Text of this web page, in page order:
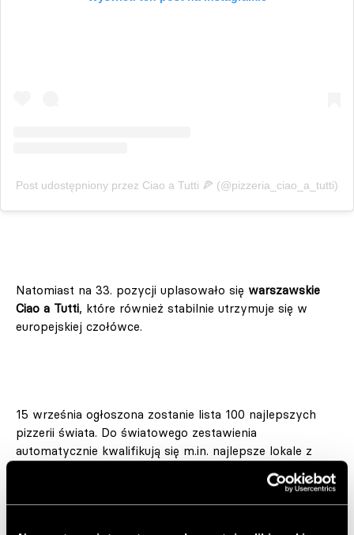
Post udostępniony przez Ciao a Tutti 🍕 (@pizzeria_ciao_a_tutti)
Natomiast na 33. pozycji uplasowało się warszawskie
Ciao a Tutti, które również stabilnie utrzymuje się w
europejskiej czołówce.
15 września ogłoszona zostanie lista 100 najlepszych
pizzerii świata. Do światowego zestawienia
automatycznie kwalifikują się m.in. najlepsze lokale z
otrzymało 20 najwyżej sklasyfikowanych pizzerii, w tym
polska Zielona Górka z 18. miejsca! Ponadto pięć